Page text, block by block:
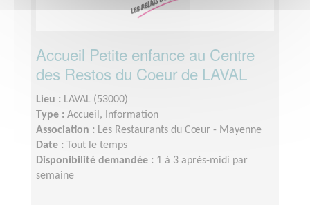
Accueil Petite enfance au Centre
des Restos du Coeur de LAVAL
Lieu : LAVAL (53000)
Type : Accueil, Information
Association : Les Restaurants du Cœur - Mayenne
Date :
Tout le temps
Disponibilité demandée : 1 à 3 après-midi par
semaine